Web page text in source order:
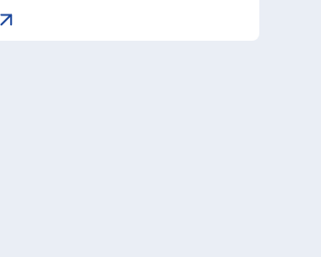
водорослей, тины и мусора в Астане
Сегодня, 13:04